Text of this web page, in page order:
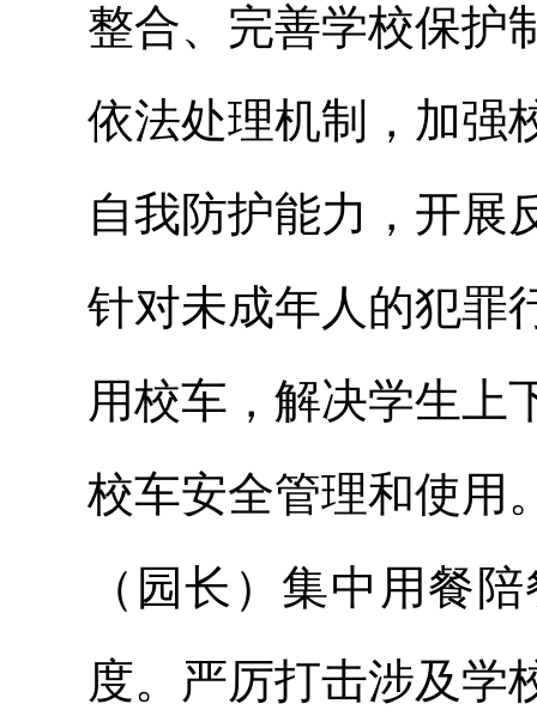
整合、完善学校保护
依法处理机制，加强
自我防护能力，开展
针对未成年人的犯罪
用校车，解决学生上
校车安全管理和使用
（园长）集中用餐
度。严厉打击涉及学